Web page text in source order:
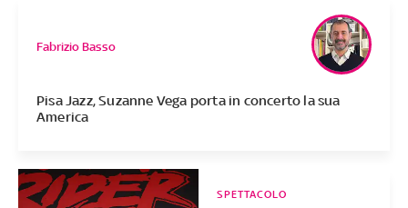
Pisa Jazz, Suzanne Vega porta in concerto la sua
America
Fabrizio Basso
SPETTACOLO